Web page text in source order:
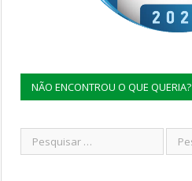
NÃO ENCONTROU O QUE QUERIA?